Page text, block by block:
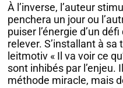
À l’inverse, l’auteur
penchera un jour ou
puiser l’énergie d’un
relever. S’installant à
leitmotiv « Il va voir ce
sont inhibés par l’enjeu.
méthode miracle, mais